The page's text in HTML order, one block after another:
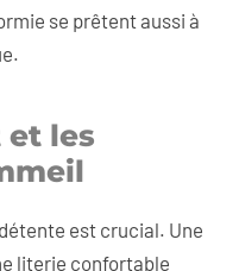
se prêtent aussi à
et les
est crucial. Une
literie confortable